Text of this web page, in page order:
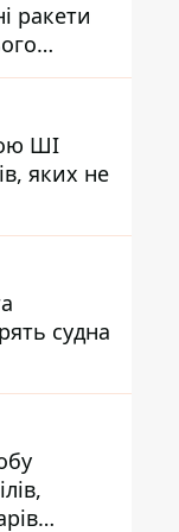
ракети
ШІ
яких не
судна